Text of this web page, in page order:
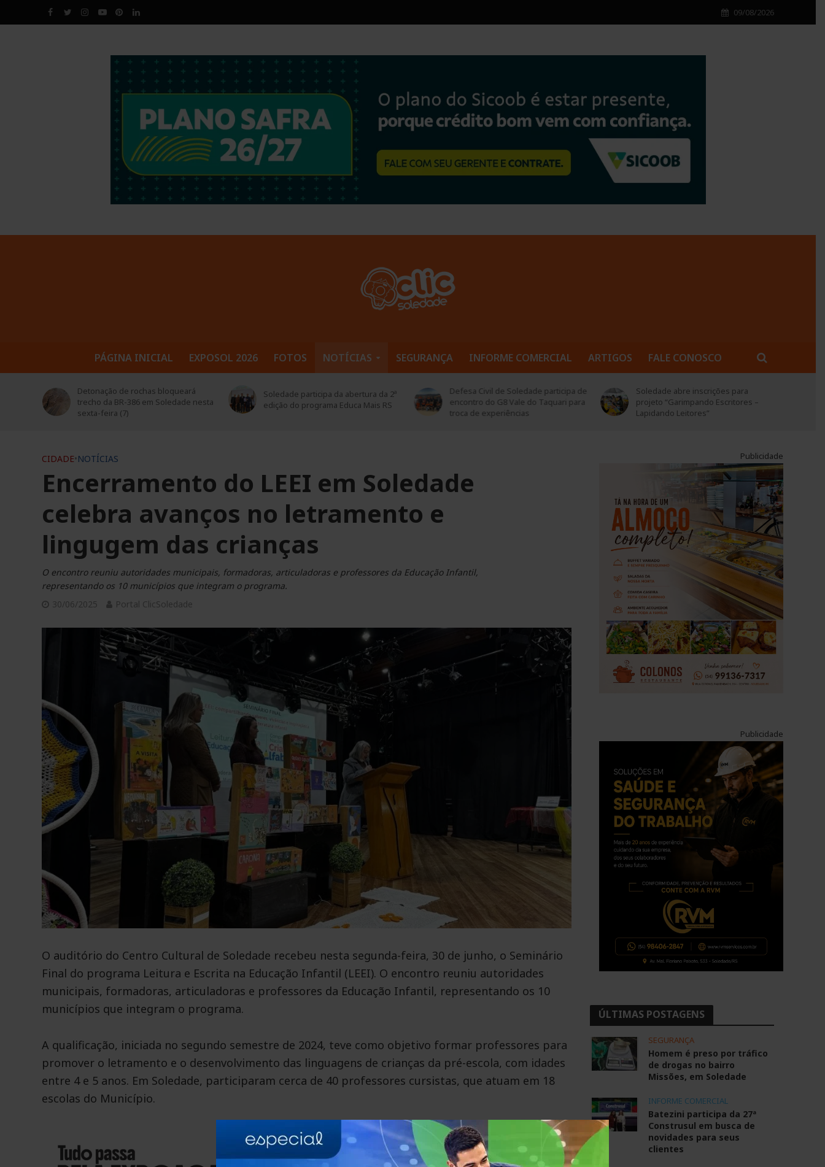
09/08/2026
PÁGINA INICIAL EXPOSOL 2026 FOTOS NOTÍCIAS SEGURANÇA INFORME COMERCIAL ARTIGOS FALE CONOSCO
Detonação de rochas bloqueará
trecho da BR-386 em Soledade nesta
sexta-feira (7)
Soledade participa da abertura da 2ª
edição do programa Educa Mais RS
Defesa Civil de Soledade participa de
encontro do G8 Vale do Taquari para
troca de experiências
Soledade abre inscrições para
projeto “Garimpando Escritores –
Lapidando Leitores”
CIDADE•NOTÍCIAS
Encerramento do LEEI em Soledade
celebra avanços no letramento e
lingugem das crianças
O encontro reuniu autoridades municipais, formadoras, articuladoras e professores da Educação Infantil,
representando os 10 municípios que integram o programa.
30/06/2025
Portal ClicSoledade
O auditório do Centro Cultural de Soledade recebeu nesta segunda-feira, 30 de junho, o Seminário
Final do programa Leitura e Escrita na Educação Infantil (LEEI). O encontro reuniu autoridades
municipais, formadoras, articuladoras e professores da Educação Infantil, representando os 10
municípios que integram o programa.
A qualificação, iniciada no segundo semestre de 2024, teve como objetivo formar professores para
promover o letramento e o desenvolvimento das linguagens de crianças da pré-escola, com idades
entre 4 e 5 anos. Em Soledade, participaram cerca de 40 professores cursistas, que atuam em 18
escolas do Município.
Publicidade
Publicidade
ÚLTIMAS POSTAGENS
SEGURANÇA
Homem é preso por tráfico
de drogas no bairro
Missões, em Soledade
INFORME COMERCIAL
Batezini participa da 27ª
Construsul em busca de
novidades para seus
clientes